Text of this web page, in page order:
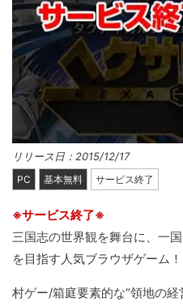
リリース日：2015/12/17
PC 基本無料 サービス終了
※サービス終了※
三国志の世界観を舞台に、一
を目指す人気ブラウザゲーム！
村ゲー/箱庭要素的な“領地の経